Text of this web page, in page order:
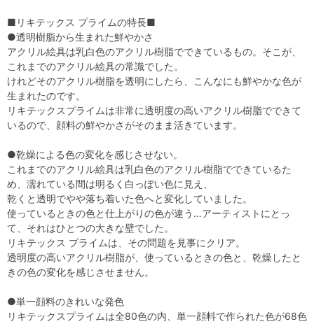
■リキテックス プライムの特長■
●透明樹脂から生まれた鮮やかさ
アクリル絵具は乳白色のアクリル樹脂でできているもの。そこが、
これまでのアクリル絵具の常識でした。
けれどそのアクリル樹脂を透明にしたら、こんなにも鮮やかな色が
生まれたのです。
リキテックスプライムは非常に透明度の高いアクリル樹脂でできて
いるので、顔料の鮮やかさがそのまま活きています。
●乾燥による色の変化を感じさせない。
これまでのアクリル絵具は乳白色のアクリル樹脂でできているた
め、濡れている間は明るく白っぽい色に見え、
乾くと透明でやや落ち着いた色へと変化していました。
使っているときの色と仕上がりの色が違う…アーティストにとっ
て、それはひとつの大きな壁でした。
リキテックス プライムは、その問題を見事にクリア。
透明度の高いアクリル樹脂が、使っているときの色と、乾燥したと
きの色の変化を感じさせません。
●単一顔料のきれいな発色
リキテックスプライムは全80色の内、単一顔料で作られた色が68色